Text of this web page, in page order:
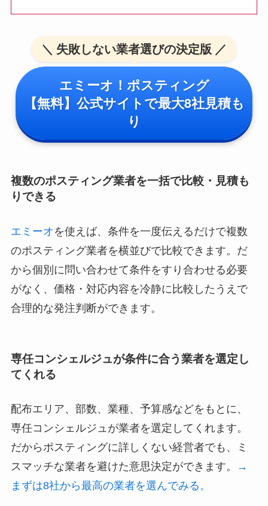
＼ 失敗しない業者選びの決定版 ／
エミーオ！ポスティング
【無料】公式サイトで最大8社見積も
り
複数のポスティング業者を一括で比較・見積も
りできる
エミーオ を使えば、条件を一度伝えるだけで複数
のポスティング業者を横並びで比較できます。だ
から個別に問い合わせて条件をすり合わせる必要
がなく、価格・対応内容を冷静に比較したうえで
合理的な発注判断ができます。
専任コンシェルジュが条件に合う業者を選定し
てくれる
配布エリア、部数、業種、予算感などをもとに、
専任コンシェルジュが業者を選定してくれます。
だからポスティングに詳しくない経営者でも、ミ
スマッチな業者を避けた意思決定ができます。
→
まずは8社から最高の業者を選んでみる。